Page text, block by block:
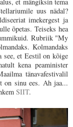
uus nädal?
imekergest ja
õpetas. Teiseks hea
Rubriik "My
Kolmandaks
see, et Eestil on kõige
kena peaminister
tänavafestivalil
on sinu ees. Ah jaa...
SIIT.